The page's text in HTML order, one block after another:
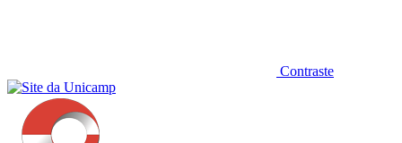
Contraste